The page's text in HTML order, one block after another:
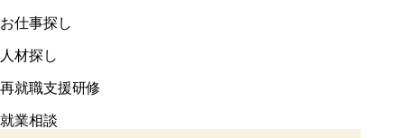
お仕事探し
人材探し
再就職支援研修
就業相談